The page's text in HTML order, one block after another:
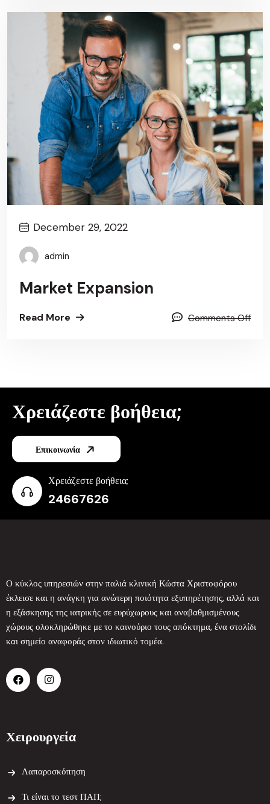
December 29, 2022
admin
Market Expansion
Read More Comments Off
Χρειάζεστε βοήθεια;
Επικοινωνία
Χρειάζεστε βοήθεια;
24667626
Ο κύκλος υπηρεσιών στην παλιά κλινική Κώστα Χριστοφόρου
έκλεισε και η ανάγκη για ανώτερη ποιότητα εξυπηρέτησης, αλλά και
η εξάσκησης της ιατρικής σε ευρύχωρους και αναβαθμισμένους
χώρους ολοκληρώθηκε με το καινούριο τους απόκτημα, ένα στολίδι
και σημείο αναφοράς στον ιδιωτικό τομέα.
Χειρουργεία
Λαπαροσκόπηση
Τι είναι το τεστ ΠΑΠ;